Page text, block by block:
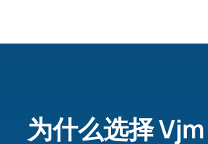
为什么选择